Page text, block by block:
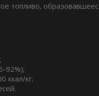
топливо,
92%);
ккал/кг;